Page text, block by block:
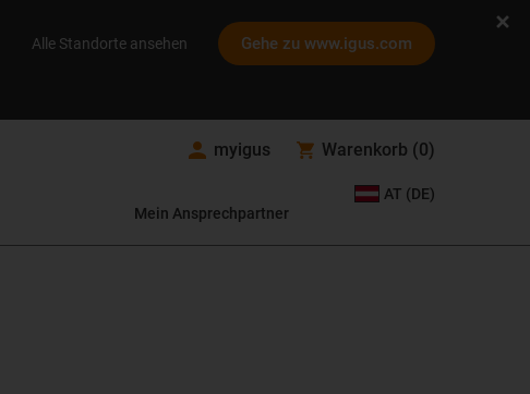
Alle Standorte ansehen Gehe zu www.igus.com
myigus Warenkorb (0)
Mein Ansprechpartner
AT (DE)